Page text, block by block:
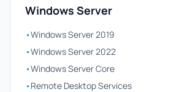
Windows Server
•Windows Server 2019
•Windows Server 2022
•Windows Server Core
•Remote Desktop Services